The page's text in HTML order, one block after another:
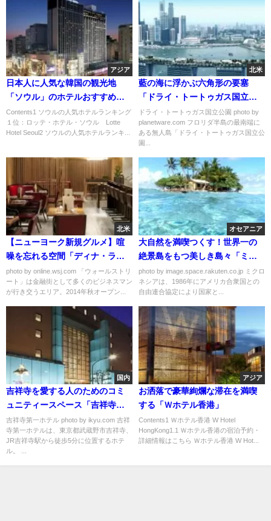
アジア
日本人に人気な韓国の観光地
「ソウル」のホテルおすすめラ
ンキング
Contents1 ソウルの人気ホテルランキング
１位：ロッテ・ホテル・ソウル Lotte
Hotel Seoul2 ソウルの人気ホテルランキ...
北米
藍の海に浮かぶ六角形の要塞
「ドライ・トートゥガス国立公
園」
ドライ・トートゥガス国立公園 photo by
planetware.com フロリダ半島の最南端に
ある無人島「ドライ・トートゥガス国立公
園...
北米
【ニューヨーク新規グルメ】喧
噪を忘れる空間「ディナ・ラー
タ・アット・アンダーズ・ウォ
ールストリート」
photo by online.wsj.com 「ウォールストリ
ート」は金融街として多くのビジネスマン
が行き交うエリア。2014年秋オープン...
オセアニア
大自然を満喫つくす！世界一の
絶景島をもつ美しき島々「ミク
ロネシア」
photo by image.space.rakuten.co.jp ミクロ
ネシアは、1986年にアメリカ合衆国との
自由連合協定により国家と...
国内
吉祥寺を愛する人のためのコミ
ュニティースペース「吉祥寺第
一ホテル」
吉祥寺第一ホテル photo by ikyu.com 吉祥
寺第一ホテルは、東京都武蔵野市吉祥寺、
JR吉祥寺駅から徒歩5分に位置するホテ
ル。 ...
アジア
お洒落で豪華絢爛な滞在を満喫
する「Ｗホテル香港」
Contents1 Ｗホテル香港 W Hotel
HongKong1.1 Ｗホテル香港の宿泊予約・
詳細情報はこちら Ｗホテル香港 W Hot...